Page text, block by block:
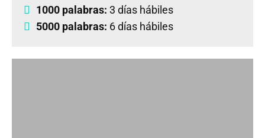
1000 palabras: 3 días hábiles
5000 palabras: 6 días hábiles